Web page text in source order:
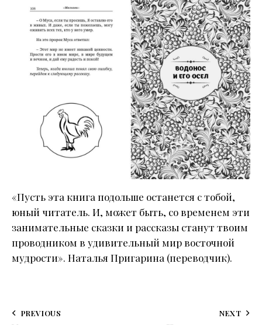
«Пусть эта книга подольше останется с тобой,
юный читатель. И, может быть, со временем эти
занимательные сказки и рассказы станут твоим
проводником в удивительный мир восточной
мудрости». Наталья Пригарина (переводчик).
PREVIOUS NEXT